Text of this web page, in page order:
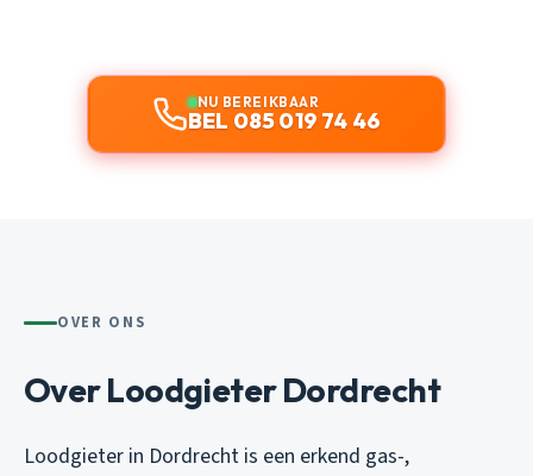
NU BEREIKBAAR
BEL 085 019 74 46
OVER ONS
Over Loodgieter Dordrecht
Loodgieter in Dordrecht is een erkend gas-,